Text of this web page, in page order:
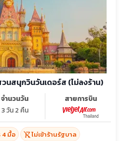
นสนุกวินวันเดอร์ส (ไม่ลงร้าน)
จำนวนวัน
3 วัน 2 คืน
สายการบิน
4 มื้อ shopping_cart_offไม่เข้าร้านรัฐบาล